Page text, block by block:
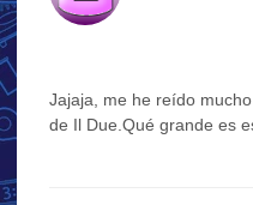
Jajaja, me he reído
de Il Due.Qué grande es